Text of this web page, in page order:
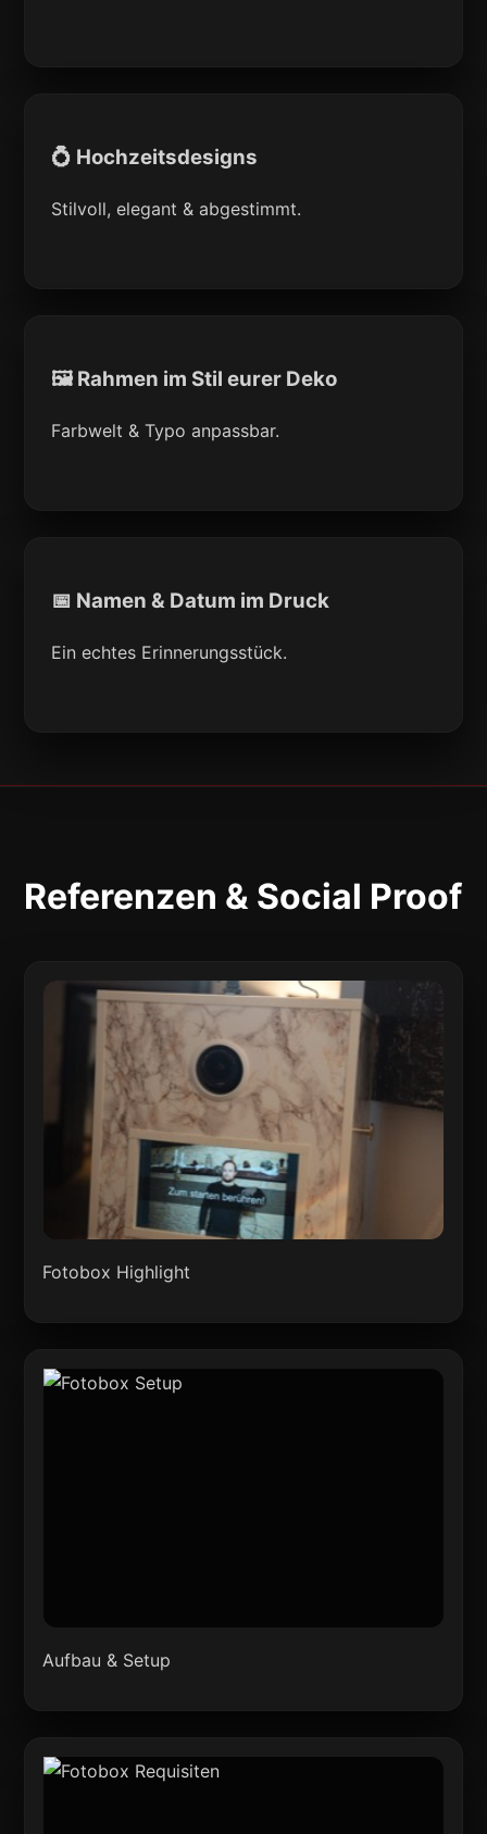
💍 Hochzeitsdesigns
Stilvoll, elegant & abgestimmt.
🖼 Rahmen im Stil eurer Deko
Farbwelt & Typo anpassbar.
📅 Namen & Datum im Druck
Ein echtes Erinnerungsstück.
Referenzen & Social Proof
Fotobox Highlight
Aufbau & Setup